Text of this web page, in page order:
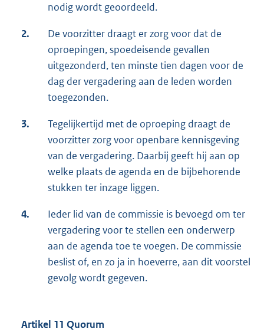
nodig wordt geoordeeld.
2.
De voorzitter draagt er zorg voor dat de
oproepingen, spoedeisende gevallen
uitgezonderd, ten minste tien dagen voor de
dag der vergadering aan de leden worden
toegezonden.
3.
Tegelijkertijd met de oproeping draagt de
voorzitter zorg voor openbare kennisgeving
van de vergadering. Daarbij geeft hij aan op
welke plaats de agenda en de bijbehorende
stukken ter inzage liggen.
4.
Ieder lid van de commissie is bevoegd om ter
vergadering voor te stellen een onderwerp
aan de agenda toe te voegen. De commissie
beslist of, en zo ja in hoeverre, aan dit voorstel
gevolg wordt gegeven.
Artikel 11 Quorum